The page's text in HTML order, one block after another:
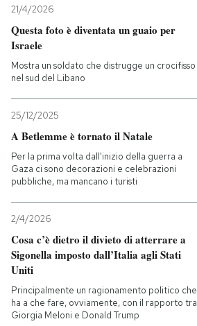
SHOP
CALENDARIO
21/4/2026
Questa foto è diventata un guaio per
Israele
Mostra un soldato che distrugge un crocifisso
nel sud del Libano
25/12/2025
A Betlemme è tornato il Natale
Per la prima volta dall'inizio della guerra a
Gaza ci sono decorazioni e celebrazioni
pubbliche, ma mancano i turisti
2/4/2026
Cosa c’è dietro il divieto di atterrare a
Sigonella imposto dall’Italia agli Stati
Uniti
Principalmente un ragionamento politico che
ha a che fare, ovviamente, con il rapporto tra
Giorgia Meloni e Donald Trump